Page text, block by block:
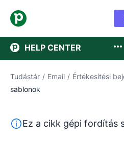
HELP CENTER
Tudástár / Email / Értékesítési
sablonok
Ez a szöveg gépi
Ez a cikk gépi fordítás